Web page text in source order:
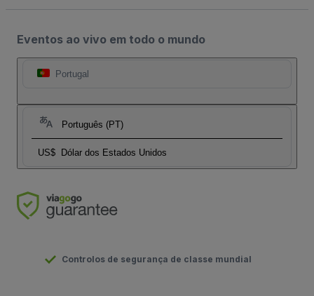
Eventos ao vivo em todo o mundo
Portugal
Português (PT)
US$ Dólar dos Estados Unidos
Controlos de segurança de classe mundial